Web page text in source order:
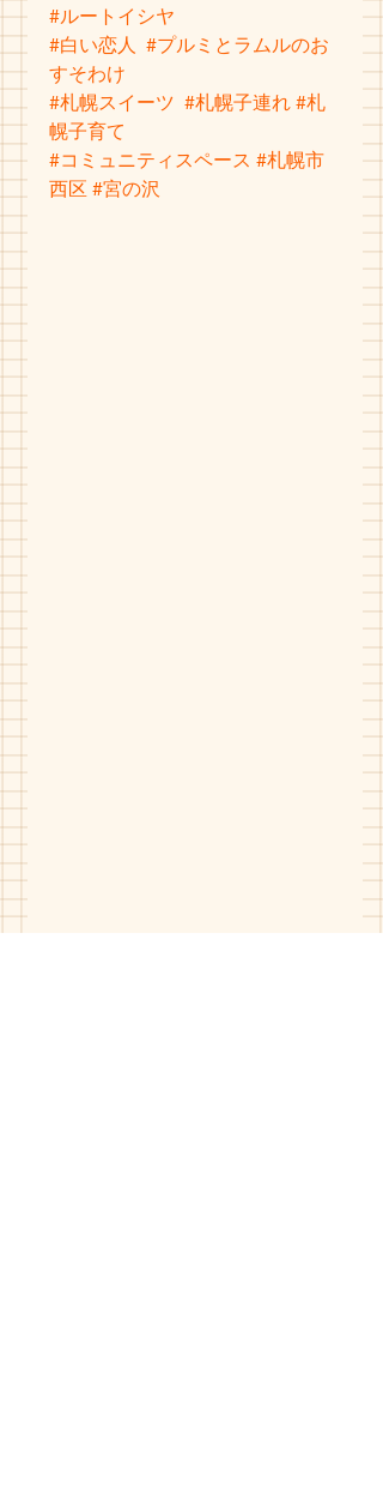
#ルートイシヤ
#白い恋人 #プルミとラムルのお
すそわけ
#札幌スイーツ #札幌子連れ #札
幌子育て
#コミュニティスペース #札幌市
西区 #宮の沢